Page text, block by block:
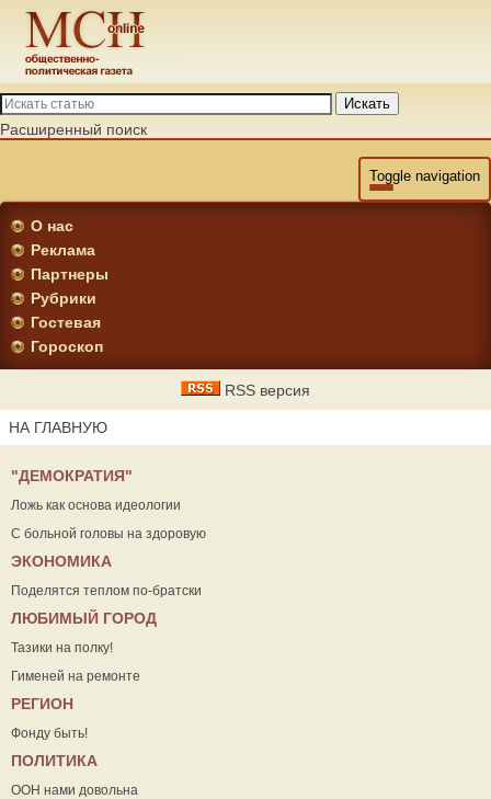
Искать
Расширенный поиск
Toggle navigation
О нас
Реклама
Партнеры
Рубрики
Гостевая
Гороскоп
RSS версия
НА ГЛАВНУЮ
"ДЕМОКРАТИЯ"
Ложь как основа идеологии
С больной головы на здоровую
ЭКОНОМИКА
Поделятся теплом по-братски
ЛЮБИМЫЙ ГОРОД
Тазики на полку!
Гименей на ремонте
РЕГИОН
Фонду быть!
ПОЛИТИКА
ООН нами довольна